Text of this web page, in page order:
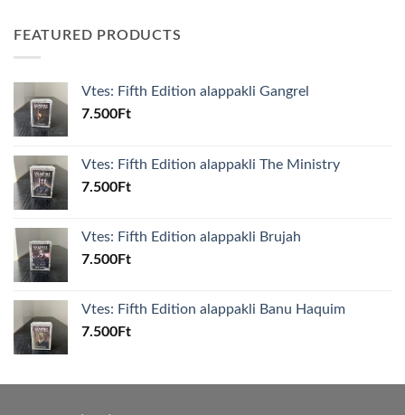
FEATURED PRODUCTS
Vtes: Fifth Edition alappakli Gangrel
7.500Ft
Vtes: Fifth Edition alappakli The Ministry
7.500Ft
Vtes: Fifth Edition alappakli Brujah
7.500Ft
Vtes: Fifth Edition alappakli Banu Haquim
7.500Ft